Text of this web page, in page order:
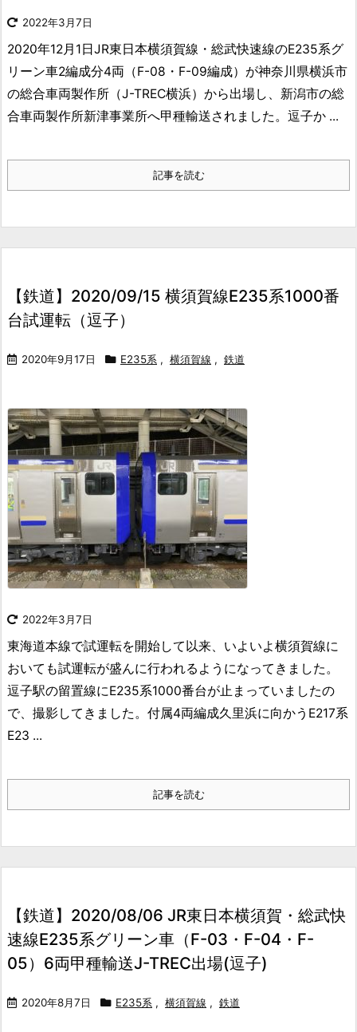
2022年3月7日
2020年12月1日JR東日本横須賀線・総武快速線のE235系グ
リーン車2編成分4両（F-08・F-09編成）が神奈川県横浜市
の総合車両製作所（J-TREC横浜）から出場し、新潟市の総
合車両製作所新津事業所へ甲種輸送されました。逗子か ...
記事を読む
【鉄道】2020/09/15 横須賀線E235系1000番
台試運転（逗子）
2020年9月17日 E235系 , 横須賀線 , 鉄道
2022年3月7日
東海道本線で試運転を開始して以来、いよいよ横須賀線に
おいても試運転が盛んに行われるようになってきました。
逗子駅の留置線にE235系1000番台が止まっていましたの
で、撮影してきました。 付属4両編成久里浜に向かうE217系
E23 ...
記事を読む
【鉄道】2020/08/06 JR東日本横須賀・総武快
速線E235系グリーン車（F-03・F-04・F-
05）6両甲種輸送J-TREC出場(逗子)
2020年8月7日 E235系 , 横須賀線 , 鉄道